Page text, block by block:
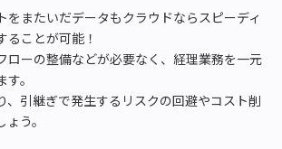
をまたいだデータもクラウドならスピーディ
ることが可能！
ローの整備などが必要なく、経理業務を一元
。
、引継ぎで発生するリスクの回避やコスト削
う。